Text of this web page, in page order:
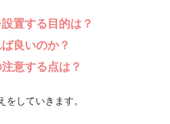
置する目的は？
良いのか？
意する点は？
をしていきます。